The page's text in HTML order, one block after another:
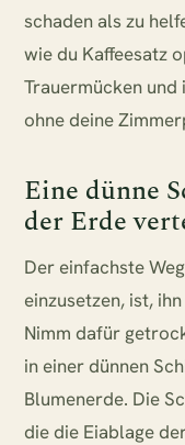
schaden als zu
wie du Kaffeesatz
Trauermücken
ohne deine
Eine dünne
der Erde
Der einfachste
einzusetzen, ist,
Nimm dafür
in einer dünnen
Blumenerde. Die
die die Eiablage